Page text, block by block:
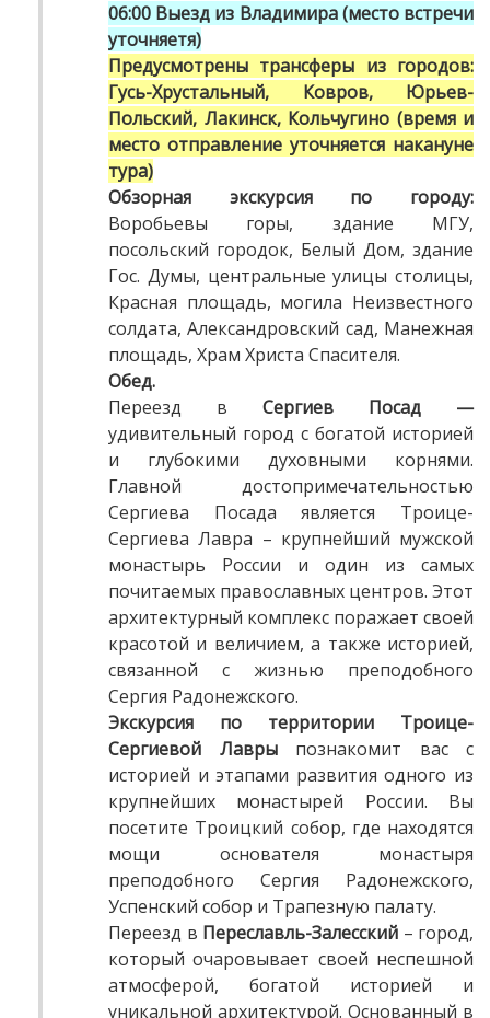
06:00 Выезд из Владимира (место встречи
уточняетя)
Предусмотрены трансферы из городов:
Гусь-Хрустальный, Ковров, Юрьев-
Польский, Лакинск, Кольчугино (время и
место отправление уточняется накануне
тура)
Обзорная экскурсия по городу:
Воробьевы горы, здание МГУ,
посольский городок, Белый Дом, здание
Гос. Думы, центральные улицы столицы,
Красная площадь, могила Неизвестного
солдата, Александровский сад, Манежная
площадь, Храм Христа Спасителя.
Обед.
Переезд в Сергиев Посад —
удивительный город с богатой историей
и глубокими духовными корнями.
Главной достопримечательностью
Сергиева Посада является Троице-
Сергиева Лавра – крупнейший мужской
монастырь России и один из самых
почитаемых православных центров. Этот
архитектурный комплекс поражает своей
красотой и величием, а также историей,
связанной с жизнью преподобного
Сергия Радонежского.
Экскурсия по территории Троице-
Сергиевой Лаврыпознакомит вас с
историей и этапами развития одного из
крупнейших монастырей России. Вы
посетите Троицкий собор, где находятся
мощи основателя монастыря
преподобного Сергия Радонежского,
Успенский собор и Трапезную палату.
Переезд в Переславль-Залесский – город,
который очаровывает своей неспешной
атмосферой, богатой историей и
уникальной архитектурой. Основанный в